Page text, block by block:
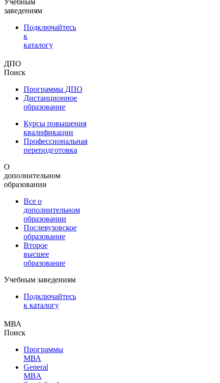
заведениям
Подключайтесь
к
каталогу
ДПО
Поиск
Программы ДПО
Дистанционное
образование
Курсы повышения
квалификации
Профессиональная
переподготовка
О
дополнительном
образовании
Все о
дополнительном
образовании
Послевузовское
образование
Второе
высшее
образование
Учебным заведениям
Подключайтесь
к каталогу
МВА
Поиск
Программы
МВА
General
MBA